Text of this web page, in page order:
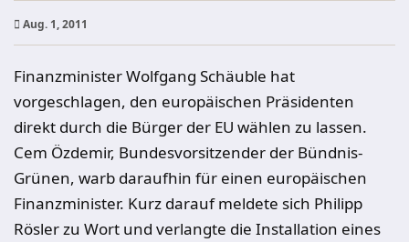
Aug. 1, 2011
Finanzminister Wolfgang Schäuble hat
vorgeschlagen, den europäischen Präsidenten
direkt durch die Bürger der EU wählen zu lassen.
Cem Özdemir, Bundesvorsitzender der Bündnis-
Grünen, warb daraufhin für einen europäischen
Finanzminister. Kurz darauf meldete sich Philipp
Rösler zu Wort und verlangte die Installation eines